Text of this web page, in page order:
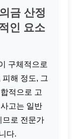
금 산정
인 요소
구체적으로
해 정도, 그
적으로 고
고는 일반
므로 전문가
다.